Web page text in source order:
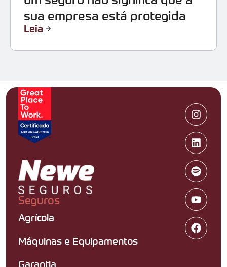
sua empresa está protegida
Leia
Seguros
Agrícola
Máquinas e Equipamentos
Garantia